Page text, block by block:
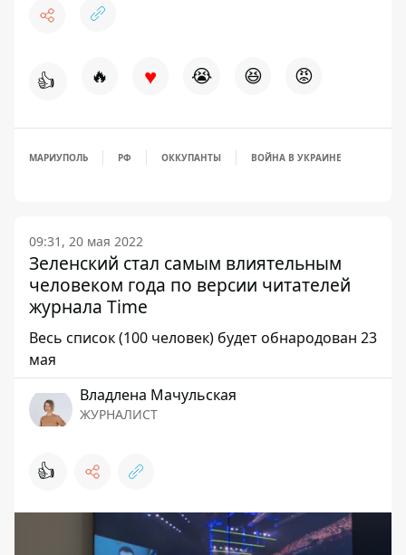
👍 🔥 ♥ 😭 😆 😡
МАРИУПОЛЬ РФ ОККУПАНТЫ ВОЙНА В УКРАИНЕ
09:31, 20 мая 2022
Зеленский стал самым влиятельным
человеком года по версии читателей
журнала Time
Весь список (100 человек) будет обнародован 23
мая
Владлена Мачульская
ЖУРНАЛИСТ
👍